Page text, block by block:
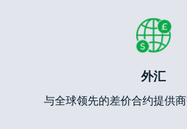
外汇
与全球领先的差价合约提供